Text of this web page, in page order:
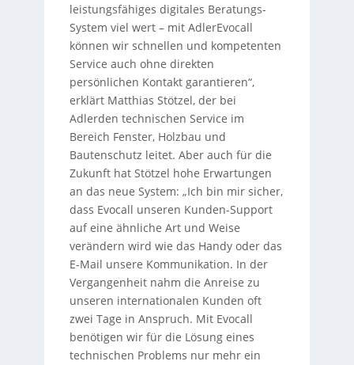
leistungsfähiges digitales Beratungs-
System viel wert – mit AdlerEvocall
können wir schnellen und kompetenten
Service auch ohne direkten
persönlichen Kontakt garantieren“,
erklärt Matthias Stötzel, der bei
Adlerden technischen Service im
Bereich Fenster, Holzbau und
Bautenschutz leitet. Aber auch für die
Zukunft hat Stötzel hohe Erwartungen
an das neue System: „Ich bin mir sicher,
dass Evocall unseren Kunden-Support
auf eine ähnliche Art und Weise
verändern wird wie das Handy oder das
E-Mail unsere Kommunikation. In der
Vergangenheit nahm die Anreise zu
unseren internationalen Kunden oft
zwei Tage in Anspruch. Mit Evocall
benötigen wir für die Lösung eines
technischen Problems nur mehr ein